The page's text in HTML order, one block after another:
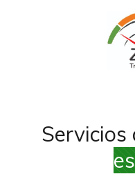
Servicios